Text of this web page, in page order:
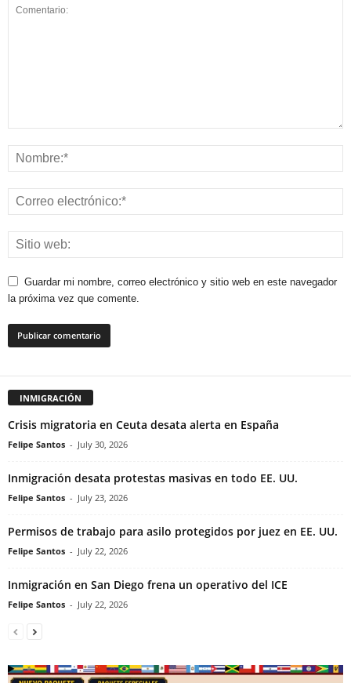
Guardar mi nombre, correo electrónico y sitio web en este navegador
la próxima vez que comente.
INMIGRACIÓN
Crisis migratoria en Ceuta desata alerta en España
Felipe Santos - July 30, 2026
Inmigración desata protestas masivas en todo EE. UU.
Felipe Santos - July 23, 2026
Permisos de trabajo para asilo protegidos por juez en EE. UU.
Felipe Santos - July 22, 2026
Inmigración en San Diego frena un operativo del ICE
Felipe Santos - July 22, 2026